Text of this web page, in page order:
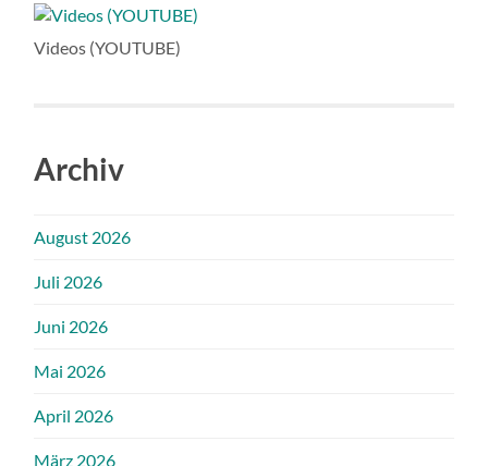
Videos (YOUTUBE)
Archiv
August 2026
Juli 2026
Juni 2026
Mai 2026
April 2026
März 2026